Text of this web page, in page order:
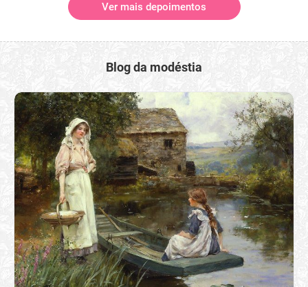
Ver mais depoimentos
Blog da modéstia